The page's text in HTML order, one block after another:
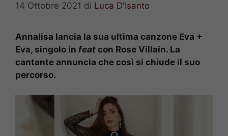
14 Ottobre 2021 di Luca D'Isanto
Annalisa lancia la sua ultima canzone Eva +
Eva, singolo in feat con Rose Villain. La
cantante annuncia che così si chiude il suo
percorso.